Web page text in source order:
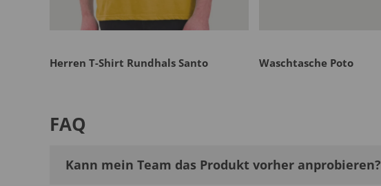
Herren T-Shirt Rundhals Santo Waschtasche Poto
FAQ
Kann mein Team das Produkt vorher anprobieren?